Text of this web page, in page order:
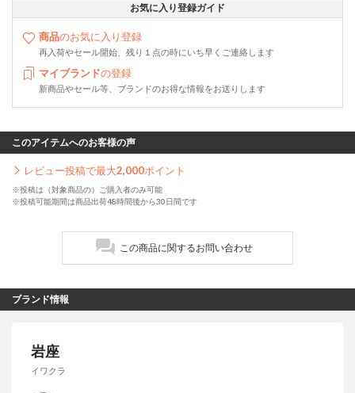
お気に入り登録ガイド
商品のお気に入り登録
再入荷やセール開始、残り１点の時にいち早くご連絡します
マイブランドの登録
新商品やセール等、ブランドのお得な情報をお送りします
このアイテムへのお客様の声
レビュー投稿で最大2,000ポイント
※投稿は（対象商品の）ご購入者のみ可能
※投稿可能期間は商品出荷48時間後から30日間です
この商品に関するお問い合わせ
ブランド情報
岩座
イワクラ